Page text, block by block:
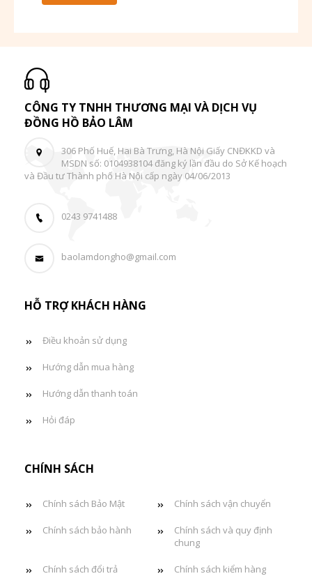
CÔNG TY TNHH THƯƠNG MẠI VÀ DỊCH VỤ
ĐỒNG HỒ BẢO LÂM
306 Phố Huế, Hai Bà Trưng, Hà Nội Giấy CNĐKKD và
MSDN số: 0104938104 đăng ký lần đầu do Sở Kế hoạch
và Đầu tư Thành phố Hà Nội cấp ngày 04/06/2013
0243 9741488
baolamdongho@gmail.com
HỖ TRỢ KHÁCH HÀNG
Điều khoản sử dụng
Hướng dẫn mua hàng
Hướng dẫn thanh toán
Hỏi đáp
CHÍNH SÁCH
Chính sách Bảo Mật Chính sách vận chuyển
Chính sách bảo hành
Chính sách và quy định
chung
Chính sách đổi trả Chính sách kiểm hàng